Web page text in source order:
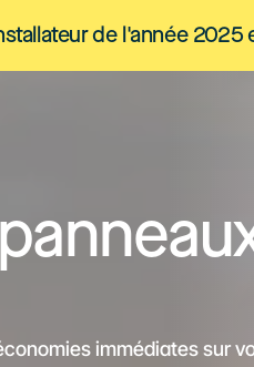
de l'année 2025
immédiates sur